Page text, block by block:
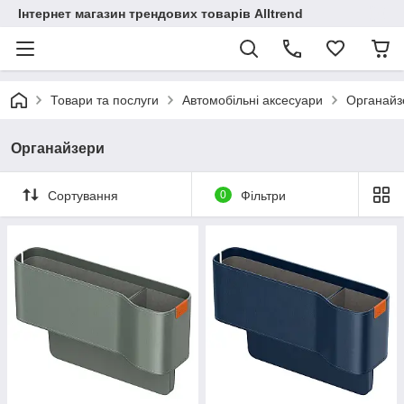
Інтернет магазин трендових товарів Alltrend
Товари та послуги Автомобільні аксесуари
Органайзери
Сортування 0 Фільтри